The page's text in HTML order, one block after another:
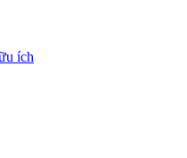
ích